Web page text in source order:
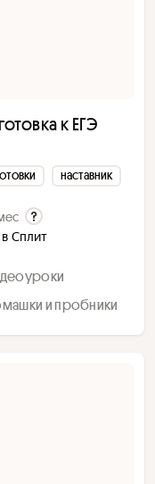
к ЕГЭ
наставник
Сплит
и пробники